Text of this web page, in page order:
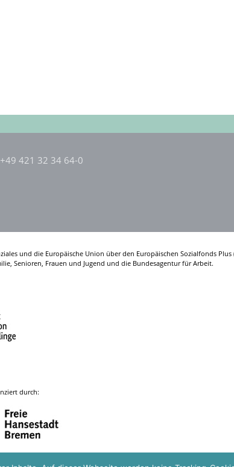
421 32 34 64-0
und die Europäische Union über den Europäischen Sozialfonds
Senioren, Frauen und Jugend und die Bundesagentur für Arbeit.
durch: